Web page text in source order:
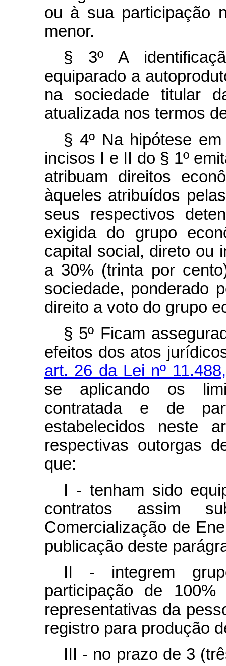
ou à sua participação
menor.
§ 3º A
equiparado a
na sociedade titular
atualizada nos termos
§ 4º Na hipótese
incisos I e II do § 1º
atribuam direitos
àqueles atribuídos
seus respectivos
exigida do grupo
capital social, direto ou
a 30% (trinta por
sociedade, ponderado
direito a voto do grupo
§ 5º Ficam
efeitos dos atos
art. 26 da Lei nº
se aplicando os
contratada e de
estabelecidos neste
respectivas outorgas
que:
I - tenham sido
contratos assim
Comercialização de
publicação deste
II - integrem
participação de
representativas da
registro para produção
III - no prazo de 3